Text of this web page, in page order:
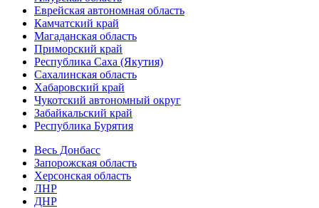
Еврейская автономная область
Камчатский край
Магаданская область
Приморский край
Республика Саха (Якутия)
Сахалинская область
Хабаровский край
Чукотский автономный округ
Забайкальский край
Республика Бурятия
Весь Донбасс
Запорожская область
Херсонская область
ЛНР
ДНР